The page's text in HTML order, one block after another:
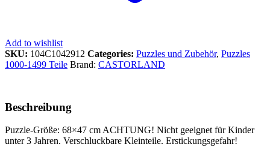
Add to wishlist
SKU: 104C1042912 Categories: Puzzles und Zubehör, Puzzles
1000-1499 Teile Brand: CASTORLAND
Beschreibung
Puzzle-Größe: 68×47 cm ACHTUNG! Nicht geeignet für Kinder
unter 3 Jahren. Verschluckbare Kleinteile. Erstickungsgefahr!